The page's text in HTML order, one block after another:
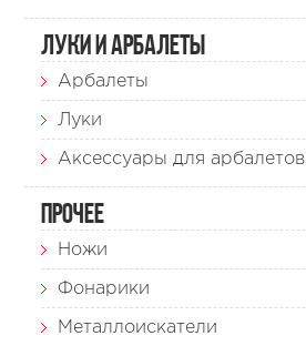
Луки и арбалеты
Арбалеты
Луки
Аксессуары для арбалетов
Прочее
Ножи
Фонарики
Металлоискатели